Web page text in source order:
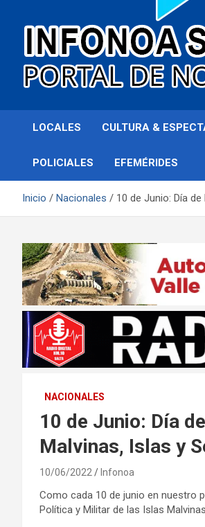
Infonoa Salta
LOCALES CULTURA &
POLICIALES EFEMÉRIDES
Inicio Nacionales 10 de Junio: Día
NACIONALES
10 de Junio: Día
Malvinas, Islas y
10/06/2022 Infonoa
Como cada 10 de junio en nuestro
Política y Militar de las Islas